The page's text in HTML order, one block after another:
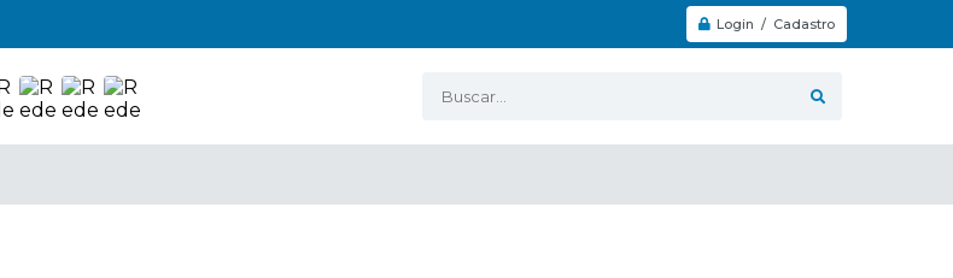
Login / Cadastro
Buscar...